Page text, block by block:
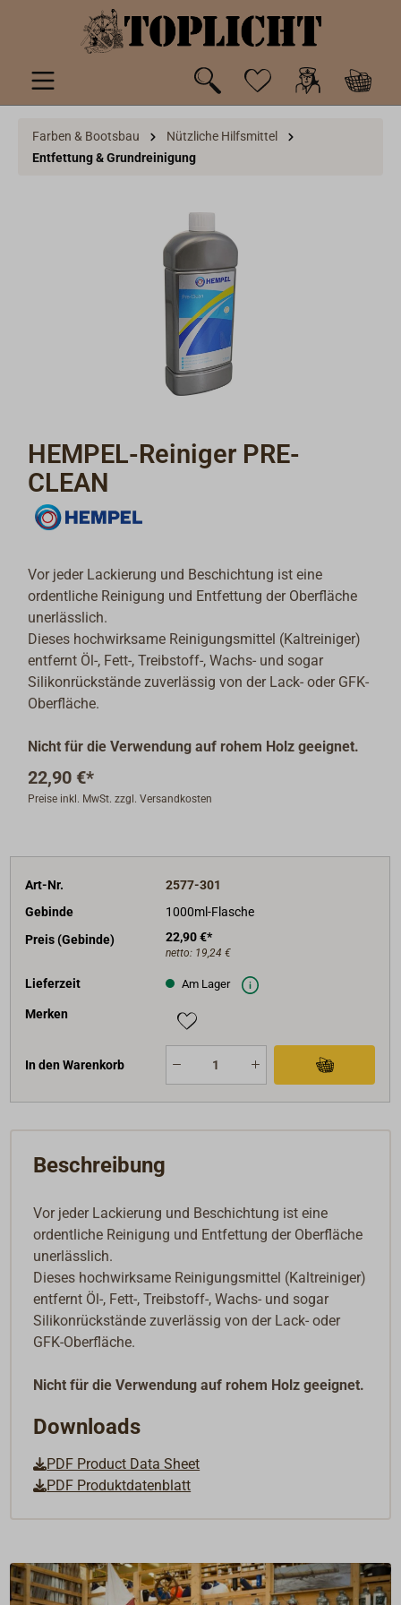
springen
Farben & Bootsbau
Nützliche Hilfsmittel
Entfettung & Grundreinigung
HEMPEL-Reiniger PRE-
CLEAN
Vor jeder Lackierung und Beschichtung ist eine
ordentliche Reinigung und Entfettung der Oberfläche
unerlässlich.
Dieses hochwirksame Reinigungsmittel (Kaltreiniger)
entfernt Öl-, Fett-, Treibstoff-, Wachs- und sogar
Silikonrückstände zuverlässig von der Lack- oder GFK-
Oberfläche.
Nicht für die Verwendung auf rohem Holz geeignet.
22,90 €*
Preise inkl. MwSt. zzgl. Versandkosten
Art-Nr.
2577-301
Gebinde
1000ml-Flasche
Preis (Gebinde)
22,90 €*
netto: 19,24 €
Lieferzeit Am Lager
Merken
In den Warenkorb
Beschreibung
Vor jeder Lackierung und Beschichtung ist eine
ordentliche Reinigung und Entfettung der Oberfläche
unerlässlich.
Dieses hochwirksame Reinigungsmittel (Kaltreiniger)
entfernt Öl-, Fett-, Treibstoff-, Wachs- und sogar
Silikonrückstände zuverlässig von der Lack- oder
GFK-Oberfläche.
Nicht für die Verwendung auf rohem Holz geeignet.
Downloads
PDF Product Data Sheet
PDF Produktdatenblatt